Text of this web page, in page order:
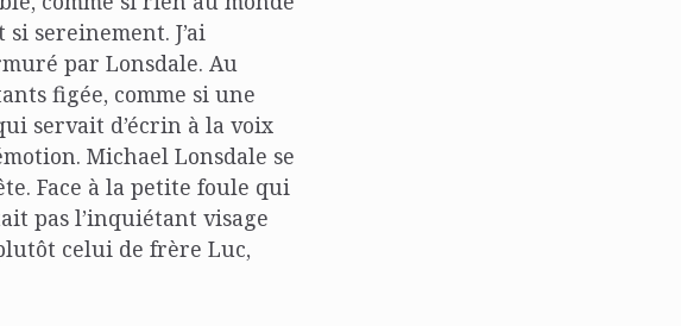
sereinement. J’ai
par Lonsdale. Au
figée, comme si une
servait d’écrin à la voix
Michael Lonsdale se
Face à la petite foule qui
pas l’inquiétant visage
celui de frère Luc,